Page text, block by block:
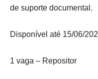
de suporte documental.
Disponível até 15/06/
1 vaga – Repositor